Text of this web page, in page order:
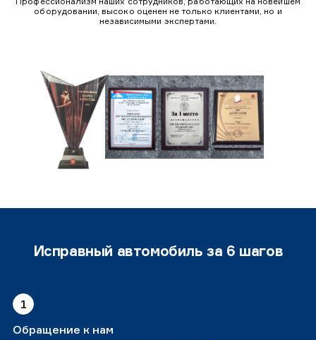
оборудовании, высоко оценен не только клиентами, но и
независимыми экспертами.
Исправный автомобиль за 6 шагов
1
Обращение к нам